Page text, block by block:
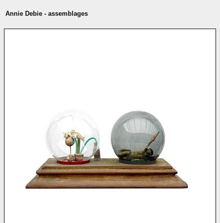
Annie Debie - assemblages